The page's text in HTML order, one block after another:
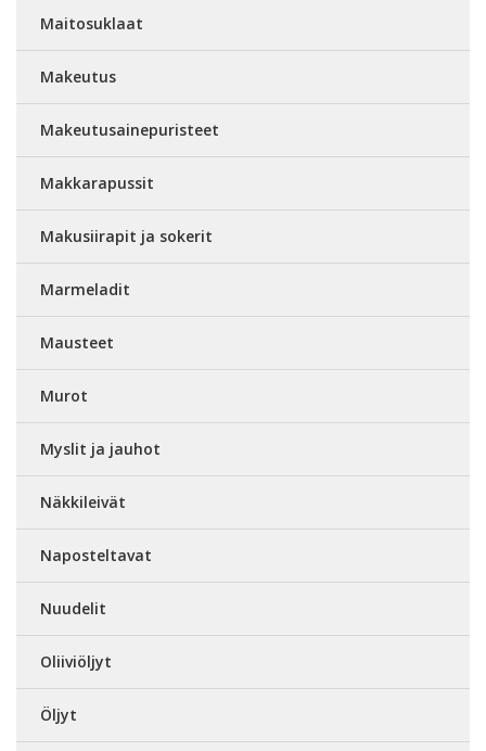
Maitosuklaat
Makeutus
Makeutusainepuristeet
Makkarapussit
Makusiirapit ja sokerit
Marmeladit
Mausteet
Murot
Myslit ja jauhot
Näkkileivät
Naposteltavat
Nuudelit
Oliiviöljyt
Öljyt